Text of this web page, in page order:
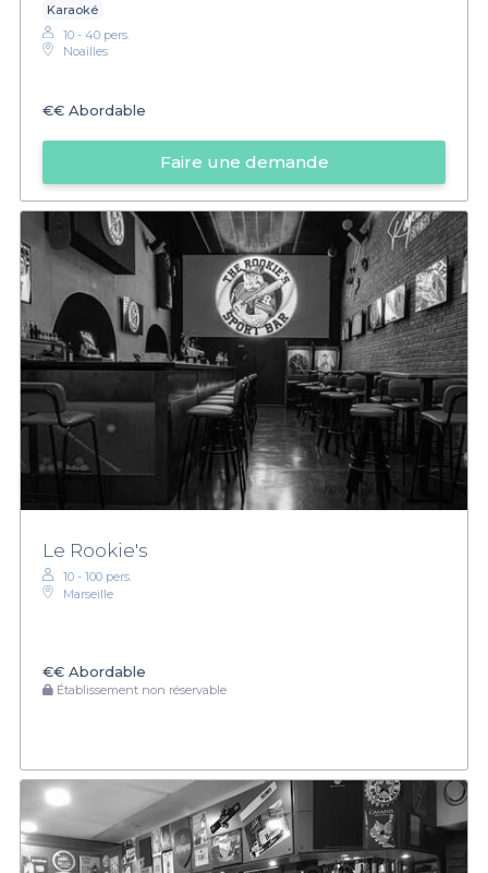
Karaoké
10 - 40 pers.
Noailles
€€ Abordable
Faire une demande
Le Rookie's
10 - 100 pers.
Marseille
€€ Abordable
Établissement non réservable